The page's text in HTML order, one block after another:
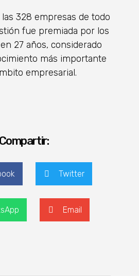
328 empresas de todo
fue premiada por los
27 años, considerado
más importante
empresarial.
Compartir:
Twitter
Email